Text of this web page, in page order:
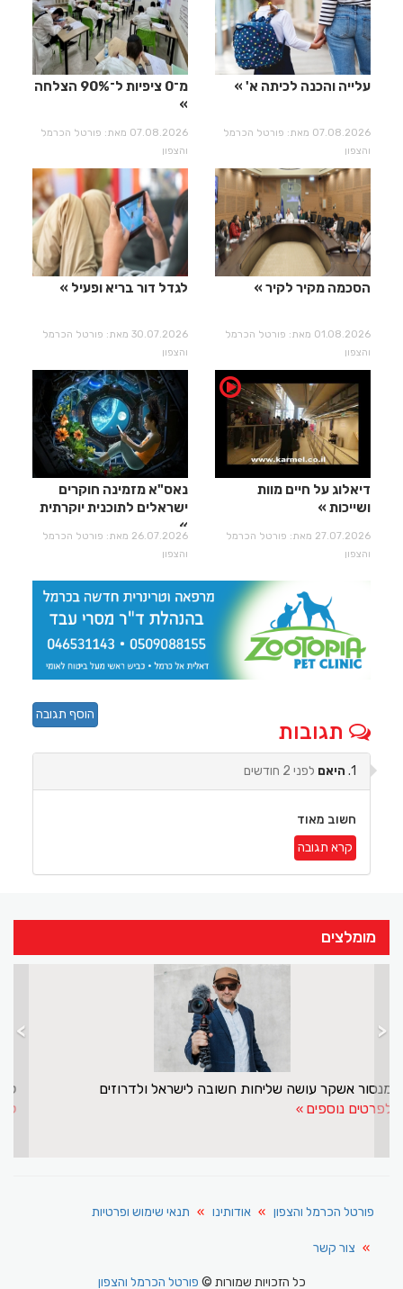
עלייה והכנה לכיתה א'
07.08.2026 מאת: פורטל הכרמל
והצפון
מ־0 ציפיות ל־90% הצלחה
07.08.2026 מאת: פורטל הכרמל
והצפון
הסכמה מקיר לקיר
01.08.2026 מאת: פורטל הכרמל
והצפון
לגדל דור בריא ופעיל
30.07.2026 מאת: פורטל הכרמל
והצפון
דיאלוג על חיים מוות
ושייכות
27.07.2026 מאת: פורטל הכרמל
והצפון
נאס"א מזמינה חוקרים
ישראלים לתוכנית יוקרתית
26.07.2026 מאת: פורטל הכרמל
והצפון
תגובות
הוסף תגובה
היאםלפני 2 חודשים
חשוב מאוד
קרא תגובה
מומלצים
מנסור אשקר עושה שליחות חשובה לישראל ולדרוזים
לפרטים נוספים
> <
פורטל הכרמל והצפון אודותינו תנאי שימוש ופרטיות
צור קשר
כל הזכויות שמורות ©פורטל הכרמל והצפון